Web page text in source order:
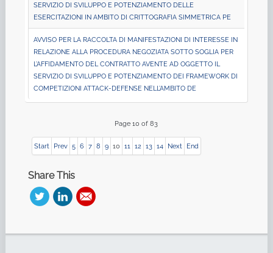
SERVIZIO DI SVILUPPO E POTENZIAMENTO DELLE
ESERCITAZIONI IN AMBITO DI CRITTOGRAFIA SIMMETRICA PE
AVVISO PER LA RACCOLTA DI MANIFESTAZIONI DI INTERESSE IN
RELAZIONE ALLA PROCEDURA NEGOZIATA SOTTO SOGLIA PER
L’AFFIDAMENTO DEL CONTRATTO AVENTE AD OGGETTO IL
SERVIZIO DI SVILUPPO E POTENZIAMENTO DEI FRAMEWORK DI
COMPETIZIONI ATTACK-DEFENSE NELL’AMBITO DE
Page 10 of 83
Start Prev 5 6 7 8 9 10 11 12 13 14 Next End
Share This